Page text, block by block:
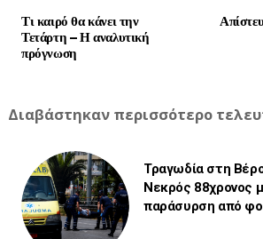
Τι καιρό θα κάνει την
Τετάρτη – Η αναλυτική
πρόγνωση
Διαβάστηκαν περισσότερο
Τραγωδία στη
Νεκρός 88χρονος
παράσυρση από